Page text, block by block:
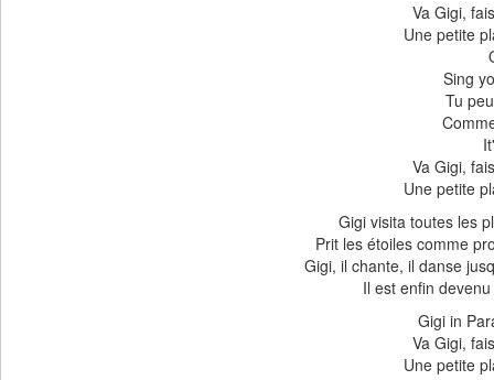
Va Gigi,
Une petite
Sing
Tu
Va Gigi,
Une petite
Gigi visita toutes les
Prit les étoiles comme
Gigi, il chante, il danse
Il est enfin
Gigi in
Va Gigi,
Une petite